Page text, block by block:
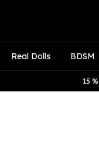
Real Dolls BDSM
15